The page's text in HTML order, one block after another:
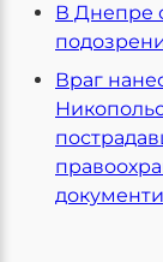
В Днепре
Враг